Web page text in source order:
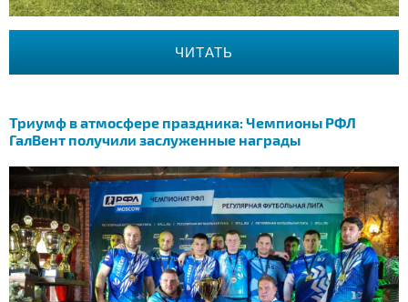
ЧИТАТЬ
Триумф в атмосфере праздника: Чемпионы РФЛ
ГалВент получили заслуженные награды